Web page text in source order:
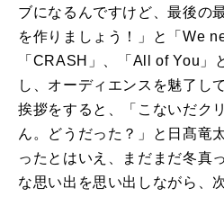
ブになるんですけど、最後の
を作りましょう！」と「We
「 CRASH 」、「 All of You 」
し、オーディエンスを魅了し
挨拶をすると、「こないだク
ん。どうだった？」と日髙竜
ったとはいえ、まだまだ冬真
な思い出を思い出しながら、